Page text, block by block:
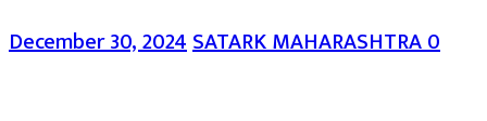
December 30, 2024SATARK MAHARASHTRA0